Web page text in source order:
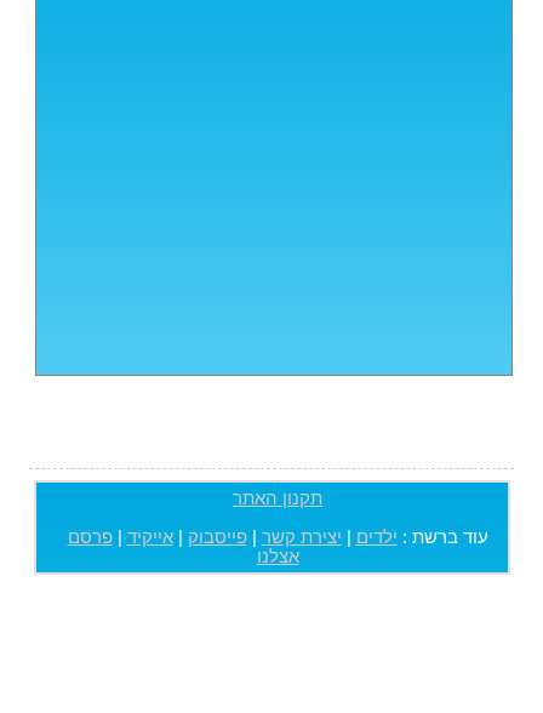
תקנון האתר
עוד ברשת : ילדים יצירת קשר |פייסבוק |אייקיד |פרסם
אצלנו